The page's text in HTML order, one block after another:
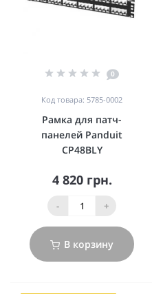
0
Код товара: 5785-0002
Рамка для патч-
панелей Panduit
CP48BLY
4 820 грн.
- +
В корзину